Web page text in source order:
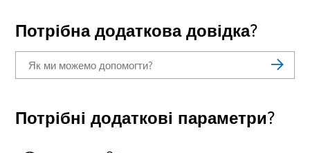
Потрібна додаткова довідка?
Потрібні додаткові параметри?